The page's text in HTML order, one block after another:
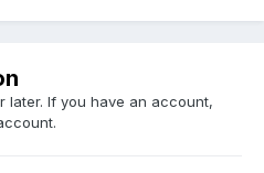
later. If you have an account,